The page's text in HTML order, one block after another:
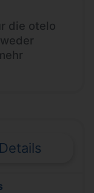
die otelo
Details